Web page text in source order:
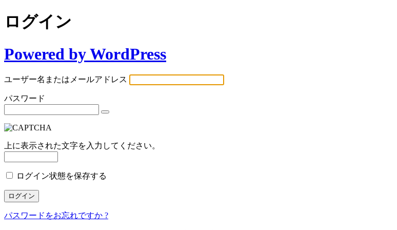
ログイン
Powered by WordPress
ユーザー名またはメールアドレス
パスワード
上に表示された文字を入力してください。
ログイン状態を保存する
パスワードをお忘れですか ?